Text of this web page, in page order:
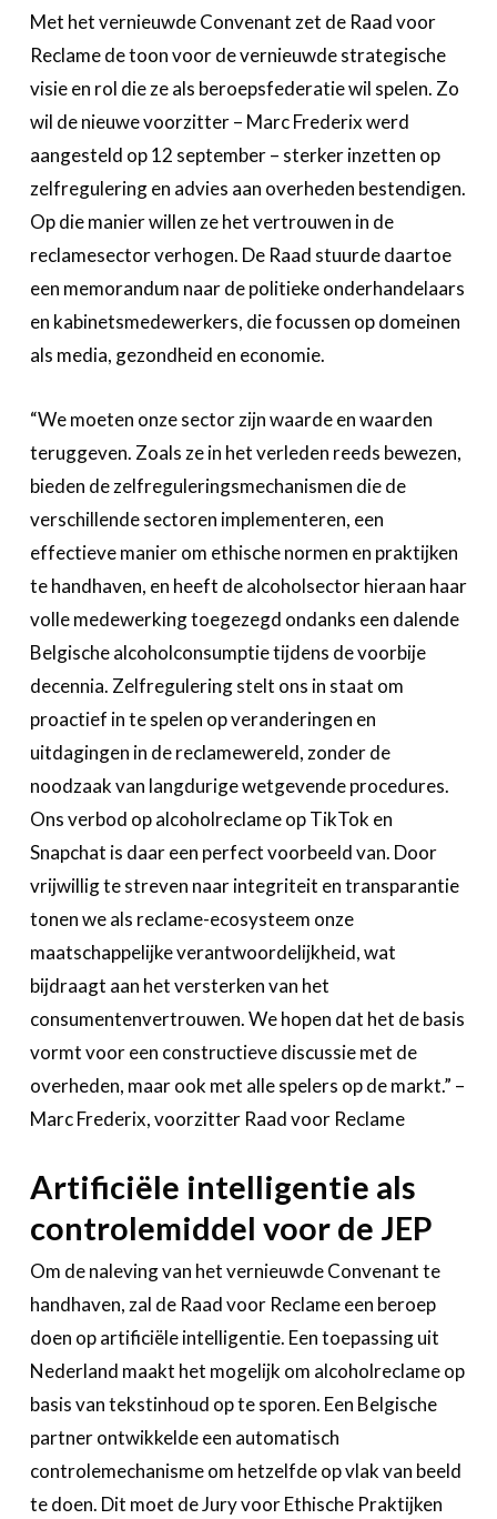
Met het vernieuwde Convenant zet de Raad voor
Reclame de toon voor de vernieuwde strategische
visie en rol die ze als beroepsfederatie wil spelen. Zo
wil de nieuwe voorzitter – Marc Frederix werd
aangesteld op 12 september – sterker inzetten op
zelfregulering en advies aan overheden bestendigen.
Op die manier willen ze het vertrouwen in de
reclamesector verhogen. De Raad stuurde daartoe
een memorandum naar de politieke onderhandelaars
en kabinetsmedewerkers, die focussen op domeinen
als media, gezondheid en economie.
“We moeten onze sector zijn waarde en waarden
teruggeven. Zoals ze in het verleden reeds bewezen,
bieden de zelfreguleringsmechanismen die de
verschillende sectoren implementeren, een
effectieve manier om ethische normen en praktijken
te handhaven, en heeft de alcoholsector hieraan haar
volle medewerking toegezegd ondanks een dalende
Belgische alcoholconsumptie tijdens de voorbije
decennia. Zelfregulering stelt ons in staat om
proactief in te spelen op veranderingen en
uitdagingen in de reclamewereld, zonder de
noodzaak van langdurige wetgevende procedures.
Ons verbod op alcoholreclame op TikTok en
Snapchat is daar een perfect voorbeeld van. Door
vrijwillig te streven naar integriteit en transparantie
tonen we als reclame-ecosysteem onze
maatschappelijke verantwoordelijkheid, wat
bijdraagt aan het versterken van het
consumentenvertrouwen. We hopen dat het de basis
vormt voor een constructieve discussie met de
overheden, maar ook met alle spelers op de markt.” –
Marc Frederix, voorzitter Raad voor Reclame
Artificiële intelligentie als
controlemiddel voor de JEP
Om de naleving van het vernieuwde Convenant te
handhaven, zal de Raad voor Reclame een beroep
doen op artificiële intelligentie. Een toepassing uit
Nederland maakt het mogelijk om alcoholreclame op
basis van tekstinhoud op te sporen. Een Belgische
partner ontwikkelde een automatisch
controlemechanisme om hetzelfde op vlak van beeld
te doen. Dit moet de Jury voor Ethische Praktijken